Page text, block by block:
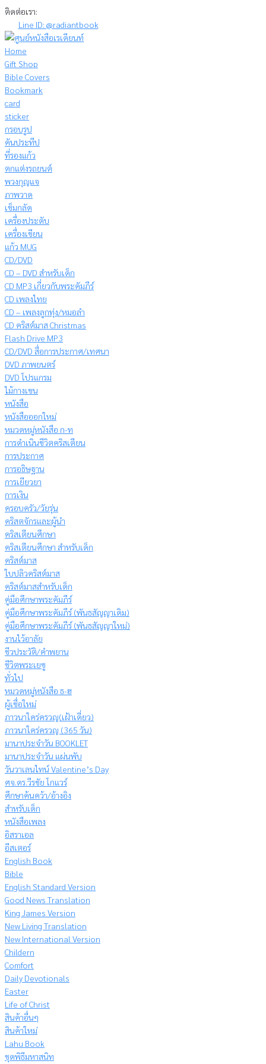
Skip
content
ติดต่อเรา:
Line ID: @radiantbook
Home
Gift Shop
Bible Covers
Bookmark
card
sticker
กรอบรูป
คันประทีป
ที่รองแก้ว
ตกแต่งรถยนต์
พวงกุญแจ
ภาพวาด
เข็มกลัด
เครื่องประดับ
เครื่องเขียน
แก้ว MUG
CD/DVD
CD – DVD สำหรับเด็ก
CD MP3 เกี่ยวกับพระคัมภีร์
CD เพลงไทย
CD – เพลงลูกทุ่ง/หมอลำ
CD คริสต์มาส Christmas
Flash Drive MP3
CD/DVD สื่อการประกาศ/เทศนา
DVD ภาพยนตร์
DVD โปรแกรม
ไม้กางเขน
หนังสือ
หนังสือออกใหม่
หมวดหมู่หนังสือ ก-ท
การดำเนินชีวิตคริสเตียน
การประกาศ
การอธิษฐาน
การเยียวยา
การเงิน
ครอบครัว/วัยรุ่น
คริสตจักรและผู้นำ
คริสเตียนศึกษา
คริสเตียนศึกษา สำหรับเด็ก
คริสต์มาส
ใบปลิวคริสต์มาส
คริสต์มาสสำหรับเด็ก
คู่มือศึกษาพระคัมภีร์
คู่มือศึกษาพระคัมภีร์ (พันธสัญญาเดิม)
คู่มือศึกษาพระคัมภีร์ (พันธสัญญาใหม่)
งานไว้อาลัย
ชีวประวัติ/คำพยาน
ชีวิตพระเยซู
ทั่วไป
หมวดหมู่หนังสือ ธ-ฮ
ผู้เชื่อใหม่
ภาวนาใคร่ครวญ(เฝ้าเดี่ยว)
ภาวนาใคร่ครวญ (365 วัน)
มานาประจำวัน BOOKLET
มานาประจำวัน แผ่นพับ
วันวาเลนไทน์ Valentine’s Day
ศจ.ดร.วีรชัย โกแวร์
ศึกษาค้นคว้า/อ้างอิง
สำหรับเด็ก
หนังสือเพลง
อิสราเอล
อีสเตอร์
English Book
Bible
English Standard Version
Good News Translation
King James Version
New Living Translation
New International Version
Childern
Comfort
Daily Devotionals
Easter
Life of Christ
สินค้าอื่นๆ
สินค้าใหม่
Lahu Book
ชุดพิธีมหาสนิท